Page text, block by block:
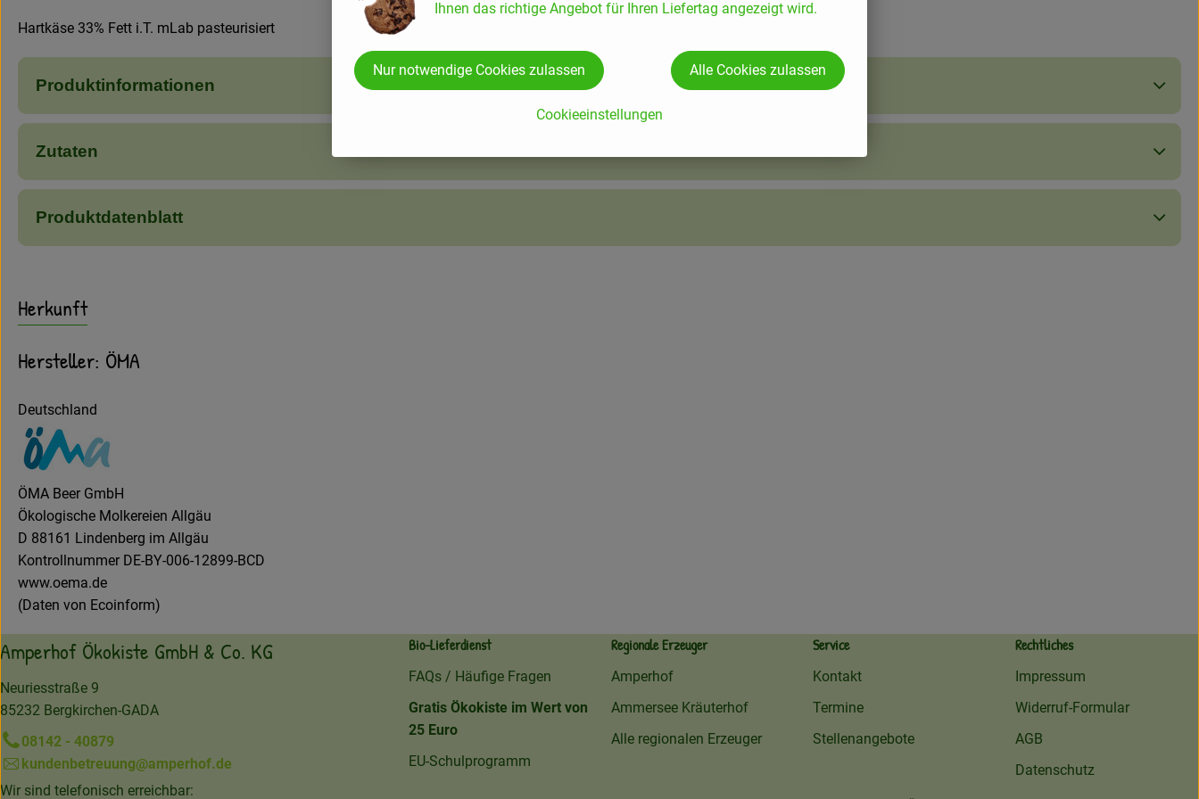
Hartkäse 33% Fett i.T. mLab pasteurisiert
Produktinformationen
Zutaten
Produktdatenblatt
Herkunft
Hersteller: ÖMA
Deutschland
ÖMA Beer GmbH
Ökologische Molkereien Allgäu
D 88161 Lindenberg im Allgäu
Kontrollnummer DE-BY-006-12899-BCD
www.oema.de
(Daten von Ecoinform)
Amperhof Ökokiste GmbH & Co. KG
Neuriesstraße 9
85232 Bergkirchen-GADA
08142 - 40879
kundenbetreuung@amperhof.de
Wir sind telefonisch erreichbar:
Bio-Lieferdienst
FAQs / Häufige Fragen
Gratis Ökokiste im Wert von
25 Euro
EU-Schulprogramm
Regionale Erzeuger
Amperhof
Ammersee Kräuterhof
Alle regionalen Erzeuger
Service
Kontakt
Termine
Stellenangebote
Rechtliches
Impressum
Widerruf-Formular
AGB
Datenschutz
Ihnen das richtige Angebot für Ihren Liefertag angezeigt wird.
Cookieeinstellungen
Nur notwendige Cookies zulassen Alle Cookies zulassen